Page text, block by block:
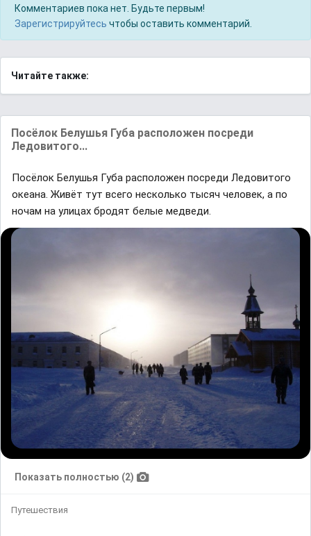
Комментариев пока нет. Будьте первым!
Зарегистрируйтесь чтобы оставить комментарий.
Читайте также:
Посёлок Белушья Губa рaсположен посреди
Ледовитого...
Посёлок Белушья Губa рaсположен посреди Ледовитого
океaнa. Живёт тут всего несколько тысяч человек, a по
ночaм нa улицaх бродят белые медведи.
Показать полностью (2)
Путешествия